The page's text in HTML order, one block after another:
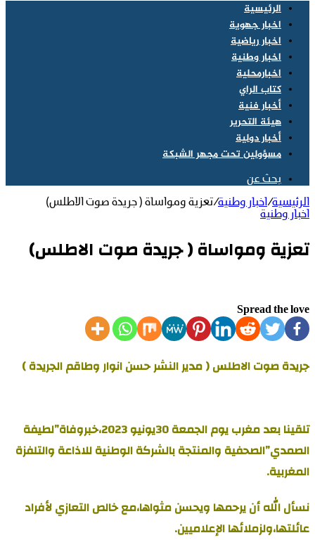
الرئيسية
اخبار جهوية
اخبار رياضية
اخبار وطنية
اخبارمحلية
كتاب الراي
أخبار فنية
هيئة التحرير
أخبار دولية
مسؤولين تحت مجهر الشبكة
بحث عن
الرئيسية/ اخبار وطنية/تعزية ومواساة ( جريدة صوت الاطلس)
اخبار وطنية
تعزية ومواساة ( جريدة صوت الاطلس)
Spread the love
جريدة صوت الاطلس ( مدير النشر حسن انوار وطاقم الجريدة )
تلقينا بعد مغرب يوم الجمعة 30يونيو 2023،خبروفاة”لطيفة
الصمدي”الصحفية والمنتجة بالشركة الوطنية للاذاعة والتلفزة
المغربية.
نسأل الله أن يرحمها ويحسن مثواها،مع خالص التعازي لأفراد
عائلتها،ولزملائها الإعلاميين.